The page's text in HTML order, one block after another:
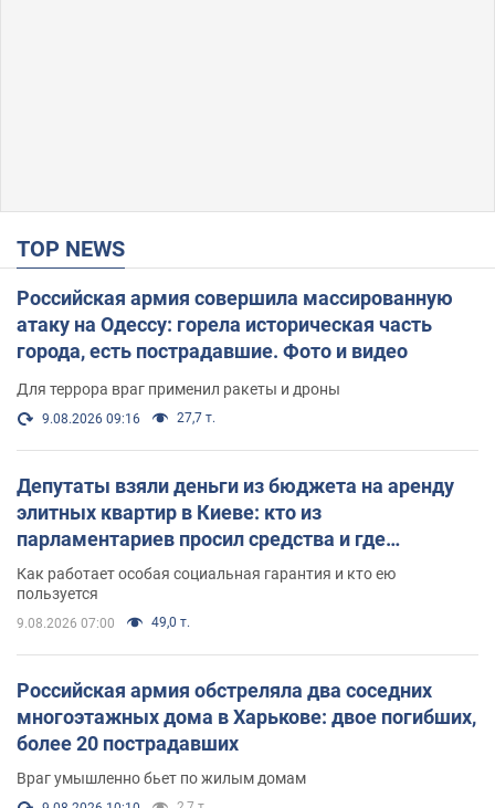
TOP NEWS
Российская армия совершила массированную
атаку на Одессу: горела историческая часть
города, есть пострадавшие. Фото и видео
Для террора враг применил ракеты и дроны
9.08.2026 09:16 27,7 т.
Депутаты взяли деньги из бюджета на аренду
элитных квартир в Киеве: кто из
парламентариев просил средства и где
поселился
Как работает особая социальная гарантия и кто ею
пользуется
9.08.2026 07:00 49,0 т.
Российская армия обстреляла два соседних
многоэтажных дома в Харькове: двое погибших,
более 20 пострадавших
Враг умышленно бьет по жилым домам